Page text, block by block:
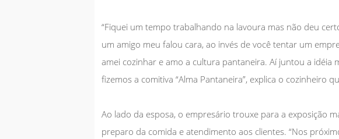
“Fiquei um tempo trabalhando na lavoura mas não deu
um amigo meu falou cara, ao invés de você tentar um
amei cozinhar e amo a cultura pantaneira. Aí juntou a idéia
fizemos a comitiva “Alma Pantaneira”, explica o cozinheiro
Ao lado da esposa, o empresário trouxe para a exposição
preparo da comida e atendimento aos clientes. “Nos